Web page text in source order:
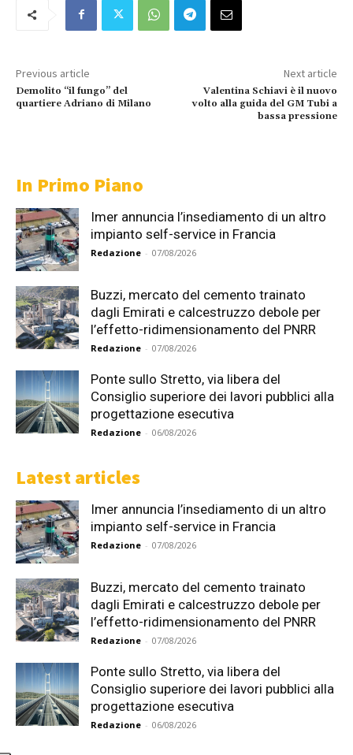
Previous article
Demolito “il fungo” del
quartiere Adriano di Milano
Next article
Valentina Schiavi è il nuovo
volto alla guida del GM Tubi a
bassa pressione
In Primo Piano
Imer annuncia l’insediamento di un altro
impianto self-service in Francia
Redazione - 07/08/2026
Buzzi, mercato del cemento trainato
dagli Emirati e calcestruzzo debole per
l’effetto-ridimensionamento del PNRR
Redazione - 07/08/2026
Ponte sullo Stretto, via libera del
Consiglio superiore dei lavori pubblici alla
progettazione esecutiva
Redazione - 06/08/2026
Latest articles
Imer annuncia l’insediamento di un altro
impianto self-service in Francia
Redazione - 07/08/2026
Buzzi, mercato del cemento trainato
dagli Emirati e calcestruzzo debole per
l’effetto-ridimensionamento del PNRR
Redazione - 07/08/2026
Ponte sullo Stretto, via libera del
Consiglio superiore dei lavori pubblici alla
progettazione esecutiva
Redazione - 06/08/2026